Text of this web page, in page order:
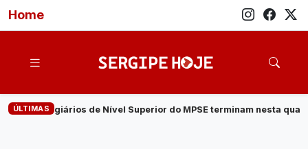
Home
ÚLTIMASdo MPSE terminam nesta quarta-feira, 5 · Confira a